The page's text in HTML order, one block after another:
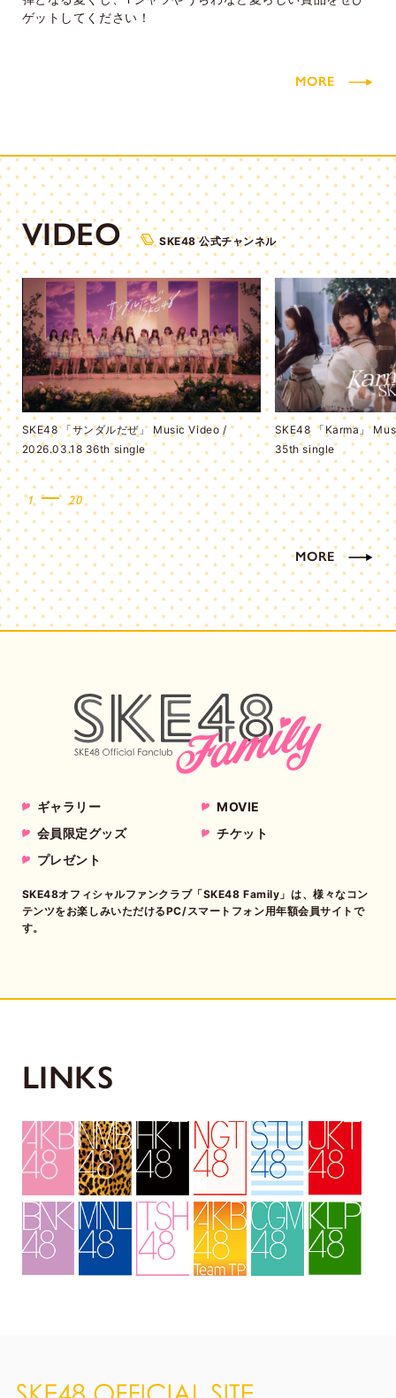
ゲットしてください！
MORE
VIDEO SKE48 公式チャンネル
SKE48 「サンダルだぜ」 Music Video /
2026.03.18 36th single
SKE48 「Karma」
35th single
1 20
MORE
ギャラリー
MOVIE
会員限定グッズ
チケット
プレゼント
SKE48オフィシャルファンクラブ「SKE48 Family」は、様々なコン
テンツをお楽しみいただけるPC/スマートフォン用年額会員サイトで
す。
LINKS